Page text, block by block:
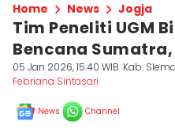
Home News Jogja
Tim Peneliti UGM
Bencana
05 Jan 2026, 15:40 WIB Kab.
Febriana Sintasari
News Channel